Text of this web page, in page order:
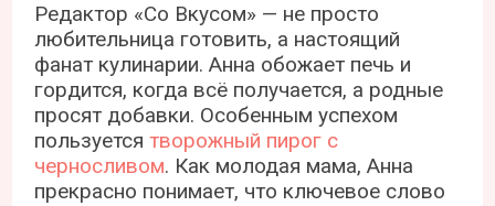
Редактор «Со Вкусом» — не просто
любительница готовить, а настоящий
фанат кулинарии. Анна обожает печь и
гордится, когда всё получается, а родные
просят добавки. Особенным успехом
пользуетсятворожный пирог с
черносливом. Как молодая мама, Анна
прекрасно понимает, что ключевое слово